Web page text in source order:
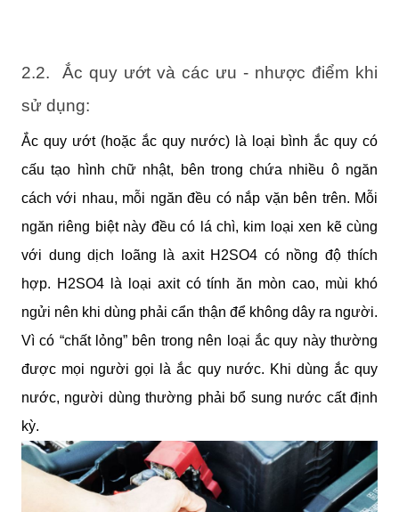
2.2. Ắc quy ướt và các ưu - nhược điểm khi
sử dụng:
Ắc quy ướt (hoặc ắc quy nước) là loại bình ắc quy có
cấu tạo hình chữ nhật, bên trong chứa nhiều ô ngăn
cách với nhau, mỗi ngăn đều có nắp vặn bên trên. Mỗi
ngăn riêng biệt này đều có lá chì, kim loại xen kẽ cùng
với dung dịch loãng là axit H2SO4 có nồng độ thích
hợp. H2SO4 là loại axit có tính ăn mòn cao, mùi khó
ngửi nên khi dùng phải cẩn thận để không dây ra người.
Vì có “chất lỏng” bên trong nên loại ắc quy này thường
được mọi người gọi là ắc quy nước. Khi dùng ắc quy
nước, người dùng thường phải bổ sung nước cất định
kỳ.